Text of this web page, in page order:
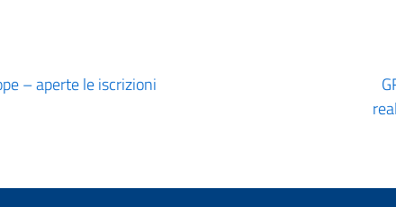
– aperte le iscrizioni